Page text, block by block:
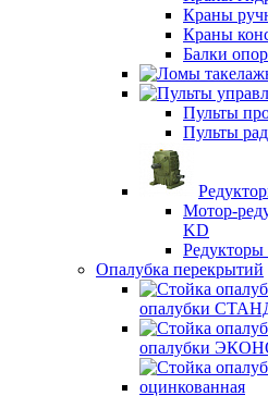
Краны
Краны
Балки
Пульты
Пульты
Мотор-
KD
Редукторы
Опалубка перекрытий
опалубки
опалубки